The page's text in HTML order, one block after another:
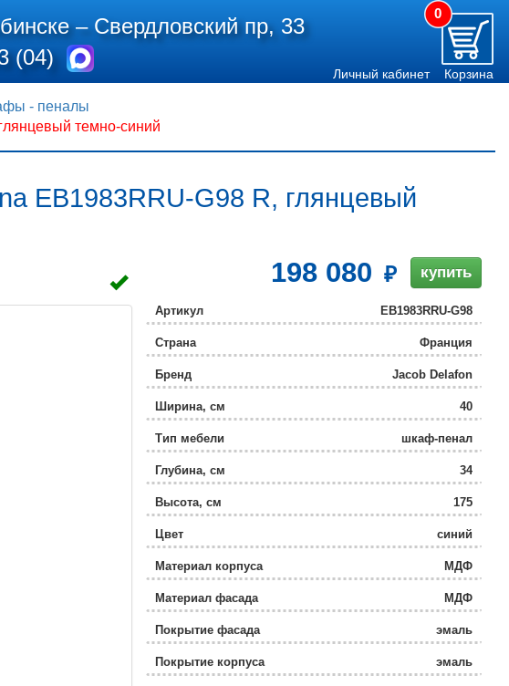
–Свердловский пр, 33
(04)
0
Личный кабинет Корзина
- пеналы
темно-синий
EB1983RRU-G98 R, глянцевый
198 080 купить
Артикул EB1983RRU-G98
Страна Франция
Бренд Jacob Delafon
Ширина, см 40
Тип мебели шкаф-пенал
Глубина, см 34
Высота, см 175
Цвет синий
Материал корпуса МДФ
Материал фасада МДФ
Покрытие фасада эмаль
Покрытие корпуса эмаль